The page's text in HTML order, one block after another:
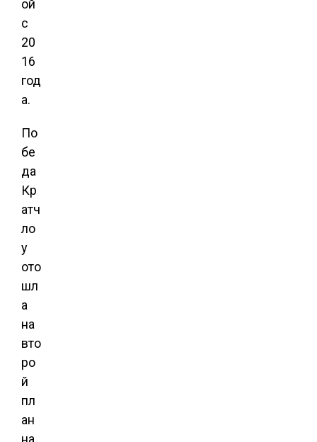
ой
с
20
16
год
а.
По
бе
да
Кр
атч
ло
у
ото
шл
а
на
вто
ро
й
пл
ан
на